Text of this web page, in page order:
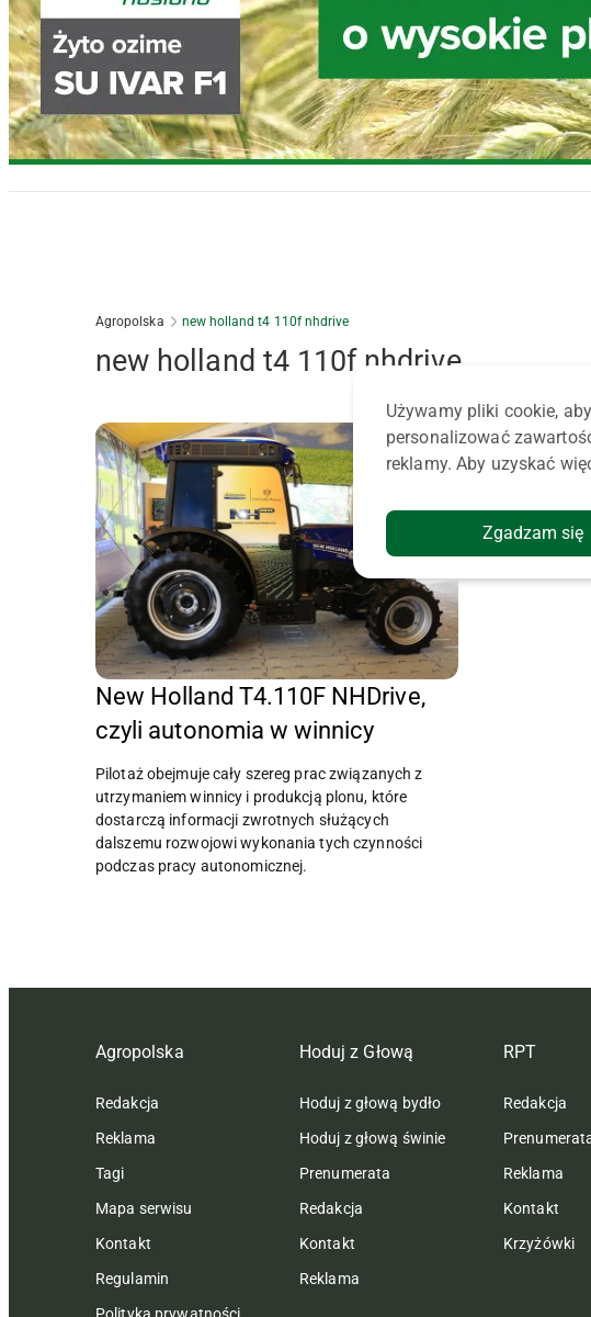
Agropolska new holland t4 110f nhdrive
new holland t4 110f nhdrive
New Holland T4.110F NHDrive,
czyli autonomia w winnicy
Pilotaż obejmuje cały szereg prac związanych z
utrzymaniem winnicy i produkcją plonu, które
dostarczą informacji zwrotnych służących
dalszemu rozwojowi wykonania tych czynności
podczas pracy autonomicznej.
Agropolska
Redakcja
Reklama
Tagi
Mapa serwisu
Kontakt
Regulamin
Hoduj z Głową
Hoduj z głową bydło
Hoduj z głową świnie
Prenumerata
Redakcja
Kontakt
Reklama
RPT
Redakcja
Reklama
Kontakt
Krzyżówki
Używamy pliki cookie,
personalizować
reklamy. Aby uzyskać
Zgadzam się